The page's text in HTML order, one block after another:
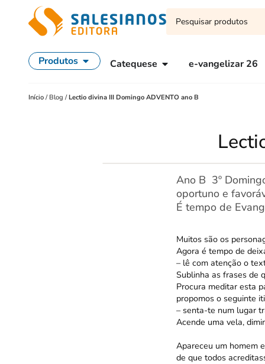
Produtos Catequese e-vangelizar 26
Início / Blog /Lectio divina III Domingo ADVENTO ano B
Ano B  3º
oportuno e
É tempo de
Muitos são os
Agora é tempo de
– lê com atenção o
Sublinha as frases de
Procura meditar esta
propomos o seguinte
– senta-te num lugar
Acende uma vela,
Apareceu um homem
de que todos